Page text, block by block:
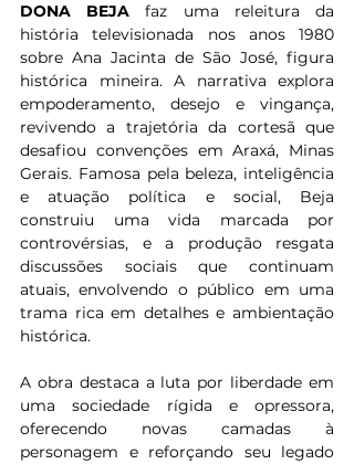
DONA BEJA faz uma releitura da
história televisionada nos anos 1980
sobre Ana Jacinta de São José, figura
histórica mineira. A narrativa explora
empoderamento, desejo e vingança,
revivendo a trajetória da cortesã que
desafiou convenções em Araxá, Minas
Gerais. Famosa pela beleza, inteligência
e atuação política e social, Beja
construiu uma vida marcada por
controvérsias, e a produção resgata
discussões sociais que continuam
atuais, envolvendo o público em uma
trama rica em detalhes e ambientação
histórica.
A obra destaca a luta por liberdade em
uma sociedade rígida e opressora,
oferecendo novas camadas à
personagem e reforçando seu legado